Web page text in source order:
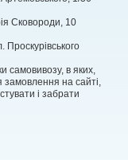
Сковороди, 10
самовивозу, в яких,
на сайті,
і забрати